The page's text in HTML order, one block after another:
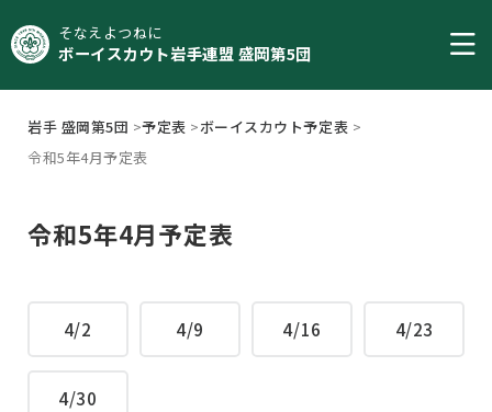
そなえよつねに
ボーイスカウト岩手連盟 盛岡第5団
岩手 盛岡第5団 >予定表 >ボーイスカウト予定表 >
令和5年4月予定表
令和5年4月予定表
4/2 4/9 4/16 4/23
4/30